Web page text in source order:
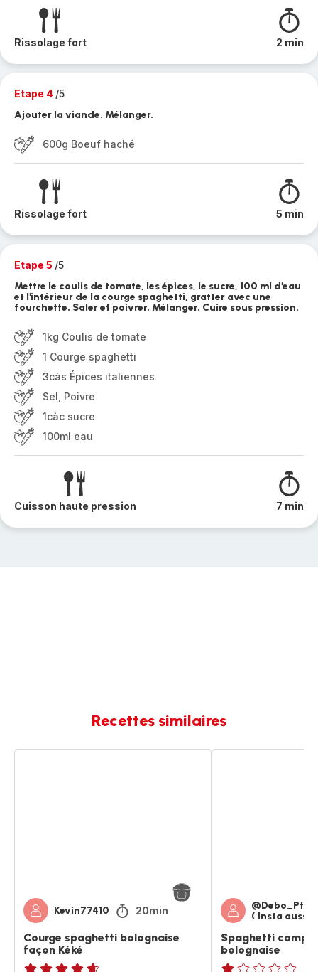
Rissolage fort 2 min
Etape 4 /5
Ajouter la viande. Mélanger.
600g Boeuf haché
Rissolage fort 5 min
Etape 5 /5
Mettre le coulis de tomate, les épices, le sucre, 100 ml d'eau
et l'intérieur de la courge spaghetti, gratter avec une
fourchette. Saler et poivrer. Mélanger. Cuire sous pression.
1kg Coulis de tomate
1 Courge spaghetti
3càs Épices italiennes
Sel, Poivre
1càc sucre
100ml eau
Cuisson haute pression 7 min
Recettes similaires
Kevin77410 20min
Courge spaghetti bolognaise
façon Kéké
( Insta aussi)
Spaghetti
bolognaise